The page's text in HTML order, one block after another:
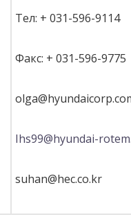
Тел: + 031-596-9114
Факс: + 031-596-9775
Ihs99@hyundai-
suhan@hec.co.kr